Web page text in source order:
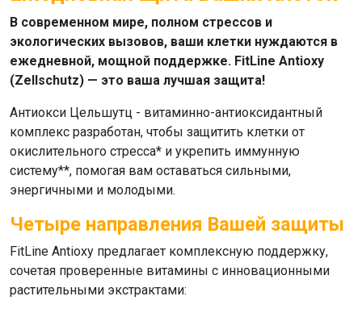
В современном мире, полном стрессов и
экологических вызовов, ваши клетки нуждаются в
ежедневной, мощной поддержке. FitLine Antioxy
(Zellschutz) — это ваша лучшая защита!
Антиокси Цельшутц - витаминно-антиоксидантный
комплекс разработан, чтобы защитить клетки от
окислительного стресса* и укрепить иммунную
систему**, помогая вам оставаться сильными,
энергичными и молодыми.
Четыре направления Вашей защиты
FitLine Antioxy предлагает комплексную поддержку,
сочетая проверенные витамины с инновационными
растительными экстрактами: